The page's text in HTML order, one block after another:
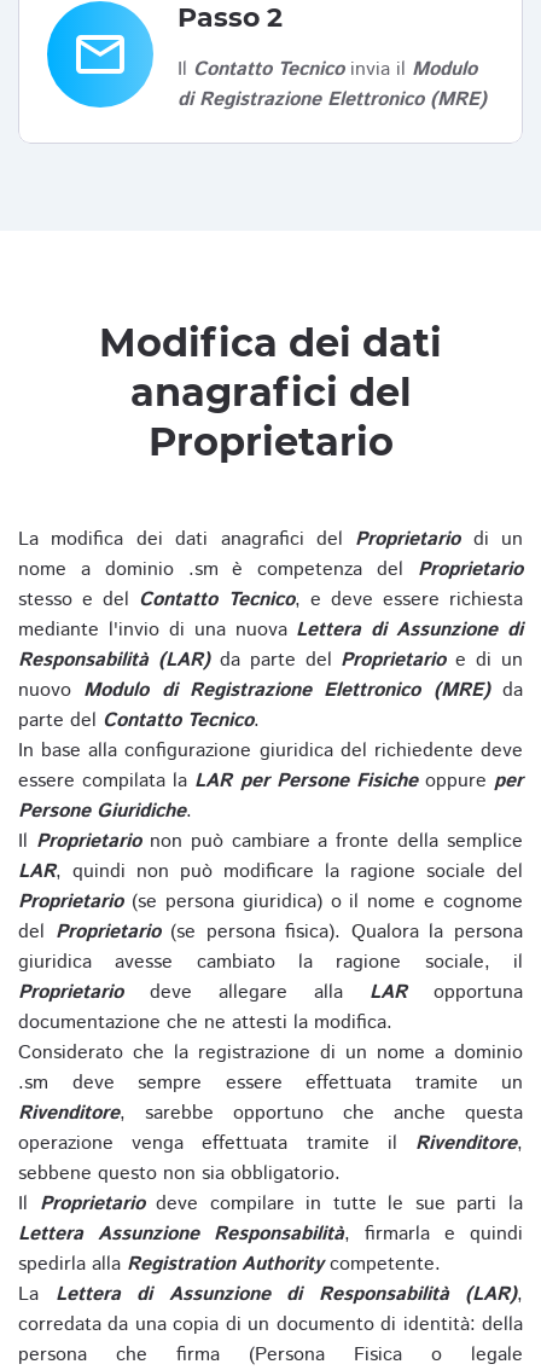
email
Passo 2
Il Contatto Tecnicoinvia il Modulo
di Registrazione Elettronico (MRE)
Modifica dei dati
anagrafici del
Proprietario
La modifica dei dati anagrafici del Proprietariodi un
nome a dominio .sm è competenza del Proprietario
stesso e del Contatto Tecnico, e deve essere richiesta
mediante l'invio di una nuova Lettera di Assunzione di
Responsabilità (LAR)da parte del Proprietarioe di un
nuovo Modulo di Registrazione Elettronico (MRE)da
parte del Contatto Tecnico.
In base alla configurazione giuridica del richiedente deve
essere compilata la LAR per Persone Fisicheoppure per
Persone Giuridiche.
Il Proprietarionon può cambiare a fronte della semplice
LAR, quindi non può modificare la ragione sociale del
Proprietario(se persona giuridica) o il nome e cognome
del Proprietario(se persona fisica). Qualora la persona
giuridica avesse cambiato la ragione sociale, il
Proprietariodeve allegare alla LARopportuna
documentazione che ne attesti la modifica.
Considerato che la registrazione di un nome a dominio
.sm deve sempre essere effettuata tramite un
Rivenditore, sarebbe opportuno che anche questa
operazione venga effettuata tramite il Rivenditore,
sebbene questo non sia obbligatorio.
Il Proprietariodeve compilare in tutte le sue parti la
Lettera Assunzione Responsabilità, firmarla e quindi
spedirla alla Registration Authoritycompetente.
La Lettera di Assunzione di Responsabilità (LAR),
corredata da una copia di un documento di identità: della
persona che firma (Persona Fisica o legale